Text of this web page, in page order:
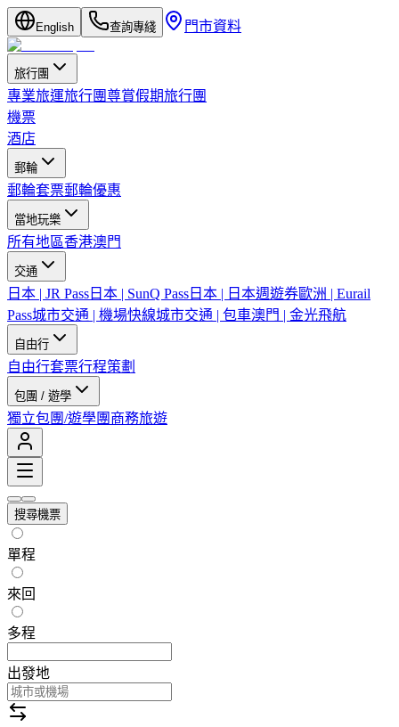
English 查詢專綫 門市資料
旅行團
專業旅運旅行團尊賞假期旅行團
機票
酒店
郵輪
郵輪套票郵輪優惠
當地玩樂
所有地區香港澳門
交通
日本 | JR Pass 日本 | SunQ Pass 日本 | 日本週遊券歐洲 | Eurail
Pass城市交通 | 機場快線城市交通 | 包車澳門 | 金光飛航
自由行
自由行套票行程策劃
包團 / 遊學
獨立包團/遊學團 商務旅遊
搜尋機票
單程
來回
多程
出發地